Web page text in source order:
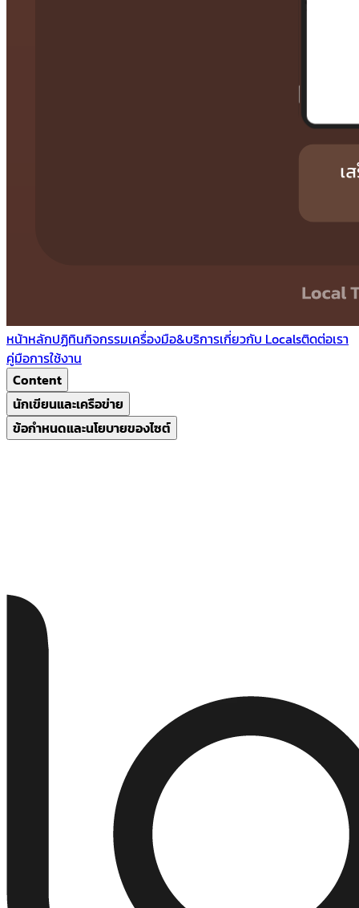
หน้าหลักปฏิทินกิจกรรมเครื่องมือ&บริการเกี่ยวกับ Localsติดต่อเรา
คู่มือการใช้งาน
Content
นักเขียนและเครือข่าย
ข้อกำหนดและนโยบายของไซต์